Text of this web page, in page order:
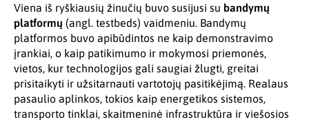
Viena iš ryškiausių žinučių buvo susijusi su bandymų
platformų (angl. testbeds) vaidmeniu. Bandymų
platformos buvo apibūdintos ne kaip demonstravimo
įrankiai, o kaip patikimumo ir mokymosi priemonės,
vietos, kur technologijos gali saugiai žlugti, greitai
prisitaikyti ir užsitarnauti vartotojų pasitikėjimą. Realaus
pasaulio aplinkos, tokios kaip energetikos sistemos,
transporto tinklai, skaitmeninė infrastruktūra ir viešosios